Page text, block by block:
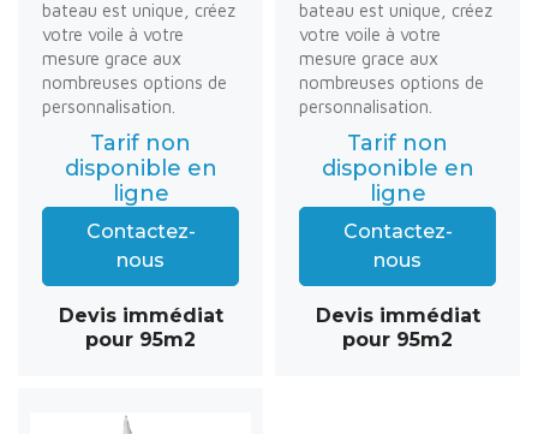
bateau est unique, créez
votre voile à votre
mesure grace aux
nombreuses options de
personnalisation.
Tarif non
disponible en
ligne
Contactez-
nous
Devis immédiat
pour 95m2
bateau est unique, créez
votre voile à votre
mesure grace aux
nombreuses options de
personnalisation.
Tarif non
disponible en
ligne
Contactez-
nous
Devis immédiat
pour 95m2